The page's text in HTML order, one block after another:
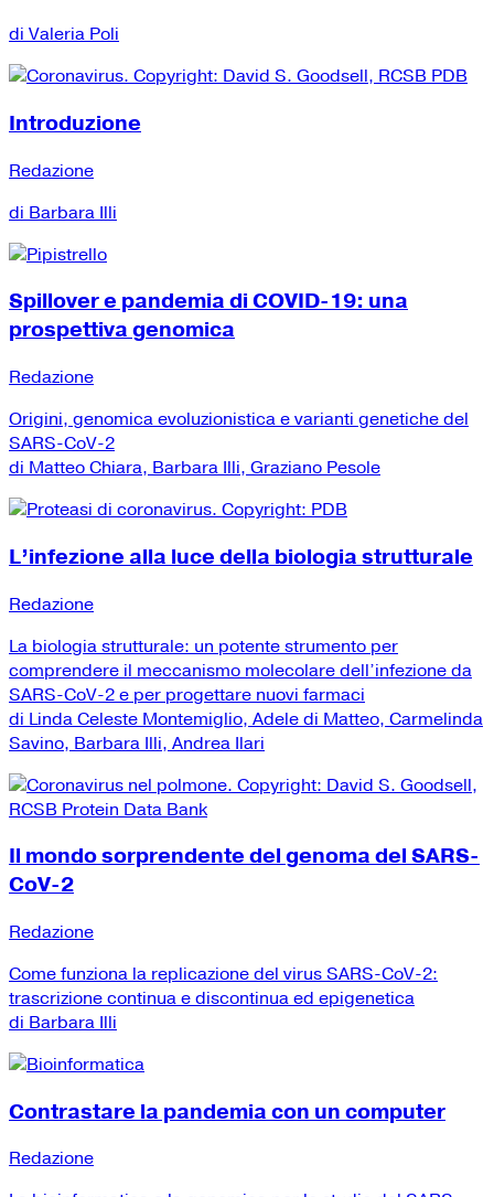
di Valeria Poli
Introduzione
Redazione
di Barbara Illi
Spillover e pandemia di COVID-19: una
prospettiva genomica
Redazione
Origini, genomica evoluzionistica e varianti genetiche del
SARS-CoV-2
di Matteo Chiara, Barbara Illi, Graziano Pesole
L’infezione alla luce della biologia strutturale
Redazione
La biologia strutturale: un potente strumento per
comprendere il meccanismo molecolare dell’infezione da
SARS-CoV-2 e per progettare nuovi farmaci
di Linda Celeste Montemiglio, Adele di Matteo, Carmelinda
Savino, Barbara Illi, Andrea Ilari
Il mondo sorprendente del genoma del SARS-
CoV-2
Redazione
Come funziona la replicazione del virus SARS-CoV-2:
trascrizione continua e discontinua ed epigenetica
di Barbara Illi
Contrastare la pandemia con un computer
Redazione